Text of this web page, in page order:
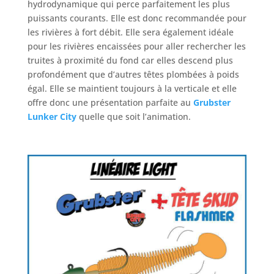
hydrodynamique qui perce parfaitement les plus
puissants courants. Elle est donc recommandée pour
les rivières à fort débit. Elle sera également idéale
pour les rivières encaissées pour aller rechercher les
truites à proximité du fond car elles descend plus
profondément que d’autres têtes plombées à poids
égal. Elle se maintient toujours à la verticale et elle
offre donc une présentation parfaite au Grubster
Lunker Cityquelle que soit l’animation.